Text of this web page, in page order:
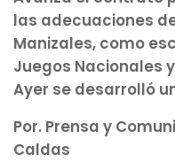
las adecuaciones
Manizales, como
Juegos Nacionales
Ayer se desarrolló
Por. Prensa y
Caldas